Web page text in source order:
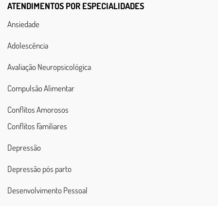
ATENDIMENTOS POR ESPECIALIDADES
Ansiedade
Adolescência
Avaliação Neuropsicológica
Compulsão Alimentar
Conflitos Amorosos
Conflitos Familiares
Depressão
Depressão pós parto
Desenvolvimento Pessoal